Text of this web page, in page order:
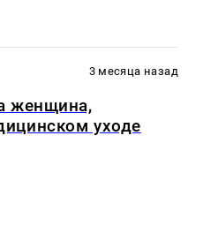
3 месяца назад
женщина,
уходе